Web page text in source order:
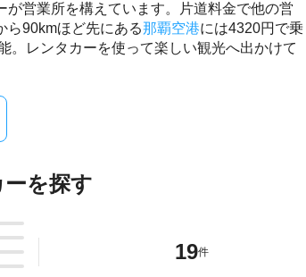
営業所を構えています。片道料金で他の営
ら90kmほど先にある那覇空港には4320円で乗
。レンタカーを使って楽しい観光へ出かけて
を探す
19件